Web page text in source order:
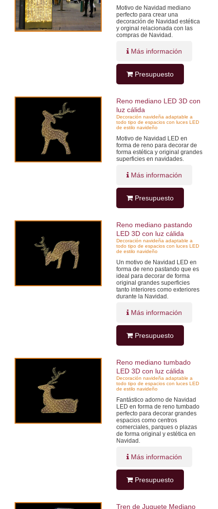
Motivo de Navidad mediano
perfecto para crear una
decoración de Navidad estética
y orginal relacionada con las
compras de Navidad.
Más información
Presupuesto
Reno mediano LED 3D con
luz cálida
Decoración navideña adaptable a
todo tipo de espacios con luces LED
de estilo navideño
Motivo de Navidad LED en
forma de reno para decorar de
forma estética y original grandes
superficies en navidades.
Más información
Presupuesto
Reno mediano pastando
LED 3D con luz cálida
Decoración navideña adaptable a
todo tipo de espacios con luces LED
de estilo navideño
Un motivo de Navidad LED en
forma de reno pastando que es
ideal para decorar de forma
original grandes superficies
tanto interiores como exteriores
durante la Navidad.
Más información
Presupuesto
Reno mediano tumbado
LED 3D con luz cálida
Decoración navideña adaptable a
todo tipo de espacios con luces LED
de estilo navideño
Fantástico adorno de Navidad
LED en forma de reno tumbado
perfecto para decorar grandes
espacios como centros
comerciales, parques o plazas
de forma original y estética en
Navidad.
Más información
Presupuesto
Tren de Juguete Mediano